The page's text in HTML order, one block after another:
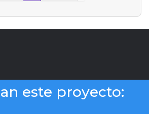
este proyecto: